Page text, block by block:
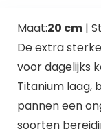
Maat:20 cm|
De extra
voor dagelijks
Titanium laag,
pannen een
soorten